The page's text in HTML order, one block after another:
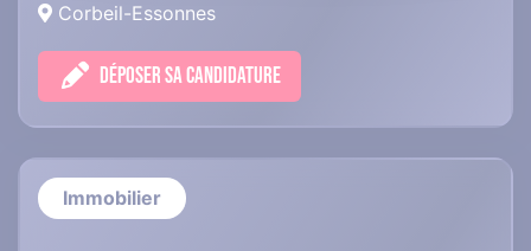
Corbeil-Essonnes
DÉPOSER SA CANDIDATURE
Immobilier